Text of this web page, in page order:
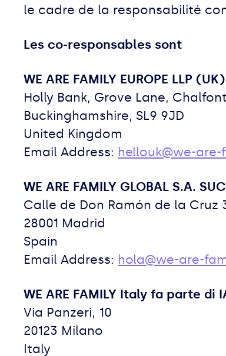
le cadre de la responsabilité
Les co-responsables sont
WE ARE FAMILY EUROPE LLP (UK)
Holly Bank, Grove Lane,
Buckinghamshire, SL9 9JD
United Kingdom
Email Address: hellouk@we-
WE ARE FAMILY GLOBAL S.A.
Calle de Don Ramón de la Cruz
28001 Madrid
Spain
Email Address: hola@we-are-
WE ARE FAMILY Italy fa parte di
Via Panzeri, 10
20123 Milano
Italy